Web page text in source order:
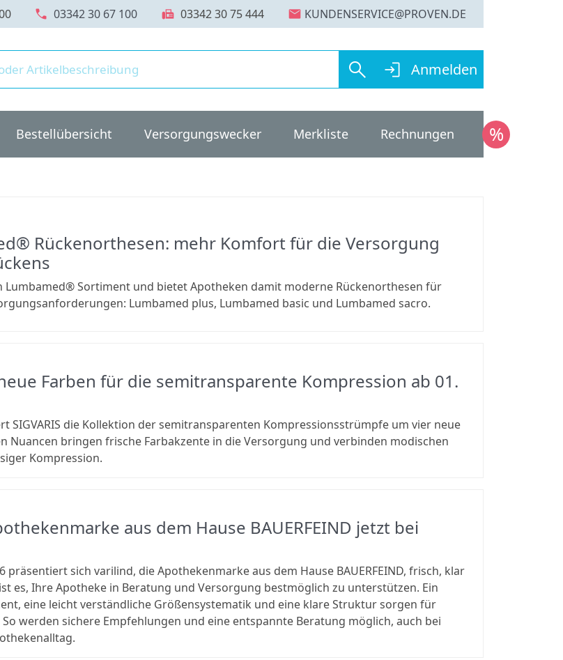
call 03342 30 67 100 fax 03342 30 75 444 mail
search login Anmelden
Bestellübersicht Versorgungswecker Merkliste Rechnungen
Rückenorthesen: mehr Komfort für die Versorgung
Lumbamed® Sortiment und bietet Apotheken damit moderne Rückenorthesen für
Lumbamed plus, Lumbamed basic und Lumbamed sacro.
neue Farben für die semitransparente Kompression ab 01.
SIGVARIS die Kollektion der semitransparenten Kompressionsstrümpfe um vier neue
Nuancen bringen frische Farbakzente in die Versorgung und verbinden modischen
Kompression.
aus dem Hause BAUERFEIND jetzt bei
präsentiert sich varilind, die Apothekenmarke aus dem Hause BAUERFEIND, frisch, klar
es, Ihre Apotheke in Beratung und Versorgung bestmöglich zu unterstützen. Ein
eine leicht verständliche Größensystematik und eine klare Struktur sorgen für
werden sichere Empfehlungen und eine entspannte Beratung möglich, auch bei